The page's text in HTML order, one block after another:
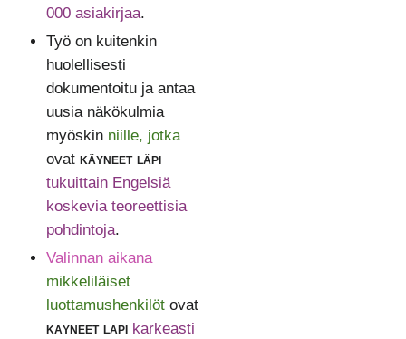
000 asiakirjaa.
Työ on kuitenkin
huolellisesti
dokumentoitu ja antaa
uusia näkökulmia
myöskin niille, jotka
ovat käyneet läpi
tukuittain Engelsiä
koskevia teoreettisia
pohdintoja.
Valinnan aikana
mikkeliläiset
luottamushenkilötovat
käyneet läpi karkeasti